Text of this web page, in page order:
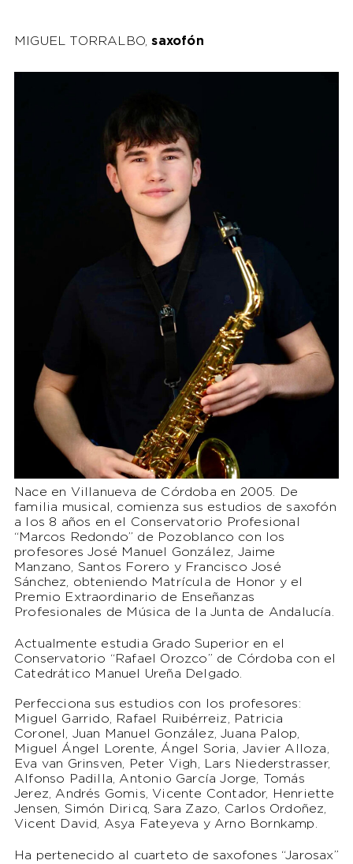
MIGUEL TORRALBO,saxofón
Nace en Villanueva de Córdoba en 2005. De
familia musical, comienza sus estudios de saxofón
a los 8 años en el Conservatorio Profesional
“Marcos Redondo” de Pozoblanco con los
profesores José Manuel González, Jaime
Manzano, Santos Forero y Francisco José
Sánchez, obteniendo Matrícula de Honor y el
Premio Extraordinario de Enseñanzas
Profesionales de Música de la Junta de Andalucía.
Actualmente estudia Grado Superior en el
Conservatorio “Rafael Orozco” de Córdoba con el
Catedrático Manuel Ureña Delgado.
Perfecciona sus estudios con los profesores:
Miguel Garrido, Rafael Ruibérreiz, Patricia
Coronel, Juan Manuel González, Juana Palop,
Miguel Ángel Lorente, Ángel Soria, Javier Alloza,
Eva van Grinsven, Peter Vigh, Lars Niederstrasser,
Alfonso Padilla, Antonio García Jorge, Tomás
Jerez, Andrés Gomis, Vicente Contador, Henriette
Jensen, Simón Diricq, Sara Zazo, Carlos Ordoñez,
Vicent David, Asya Fateyeva y Arno Bornkamp.
Ha pertenecido al cuarteto de saxofones “Jarosax”